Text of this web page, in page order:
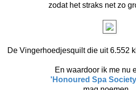
zodat het straks net zo
De Vingerhoedjesquilt die uit 6.552
En waardoor ik me nu
'Honoured Spa